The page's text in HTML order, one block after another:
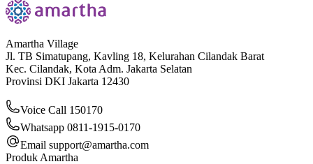
Amartha Village
Jl. TB Simatupang, Kavling 18, Kelurahan Cilandak Barat
Kec. Cilandak, Kota Adm. Jakarta Selatan
Provinsi DKI Jakarta 12430
Voice Call 150170
Whatsapp 0811-1915-0170
Email support@amartha.com
Produk Amartha